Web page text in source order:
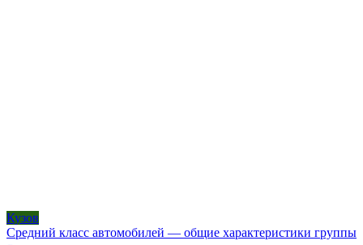
Кузов
Средний класс автомобилей — общие характеристики группы